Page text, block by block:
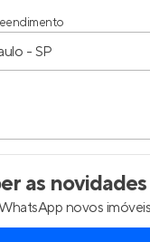
as novidades
novos